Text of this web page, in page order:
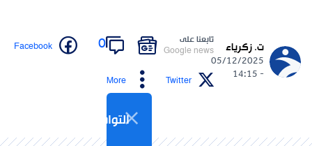
ت. زكرياء
05/12/2025
- 14:15
تابعنا على
Google news
0
Facebook
Twitter
More
التواصل الاجتماعي